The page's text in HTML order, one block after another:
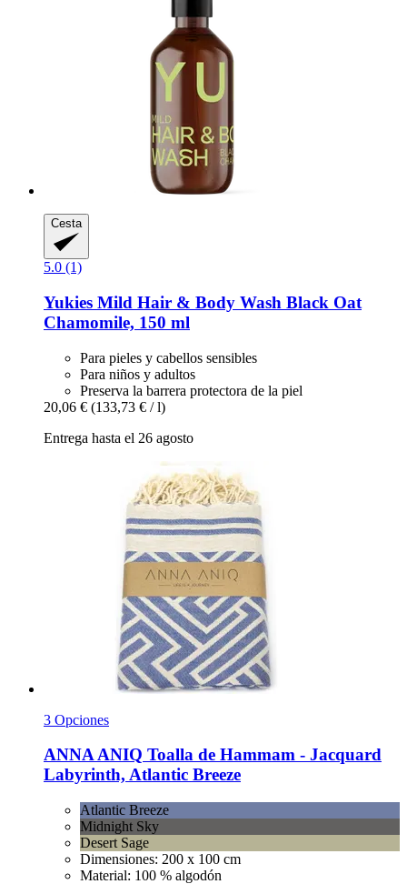
Cesta
5.0 (1)
Yukies Mild Hair & Body Wash Black Oat
Chamomile, 150 ml
Para pieles y cabellos sensibles
Para niños y adultos
Preserva la barrera protectora de la piel
20,06 € (133,73 € / l)
Entrega hasta el 26 agosto
3 Opciones
ANNA ANIQ Toalla de Hammam -​ Jacquard
Labyrinth, Atlantic Breeze
Atlantic Breeze
Midnight Sky
Desert Sage
Dimensiones: 200 x 100 cm
Material: 100 % algodón